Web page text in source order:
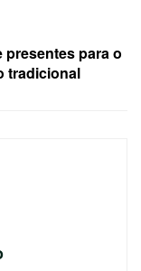
presentes para o
tradicional